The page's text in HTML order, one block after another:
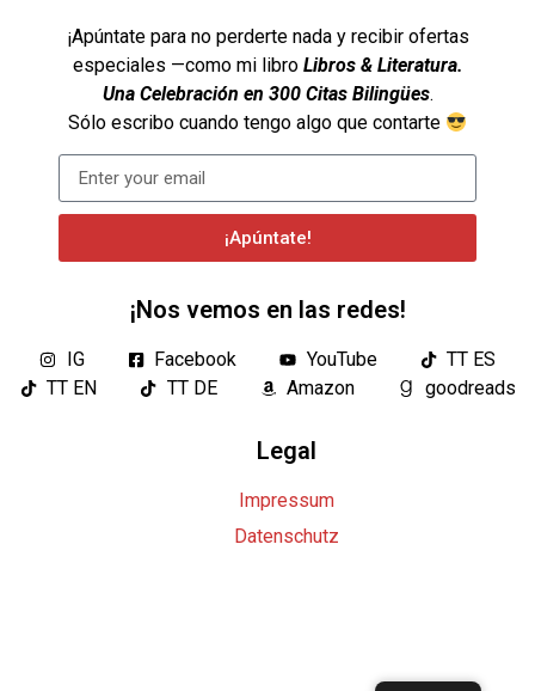
¡Apúntate para no perderte nada y recibir ofertas
especiales —como mi libro Libros & Literatura.
Una Celebración en 300 Citas Bilingües.
Sólo escribo cuando tengo algo que contarte
¡Apúntate!
¡Nos vemos en las redes!
IG Facebook YouTube
TT ES
TT EN
TT DE Amazon goodreads
Legal
Impressum
Datenschutz